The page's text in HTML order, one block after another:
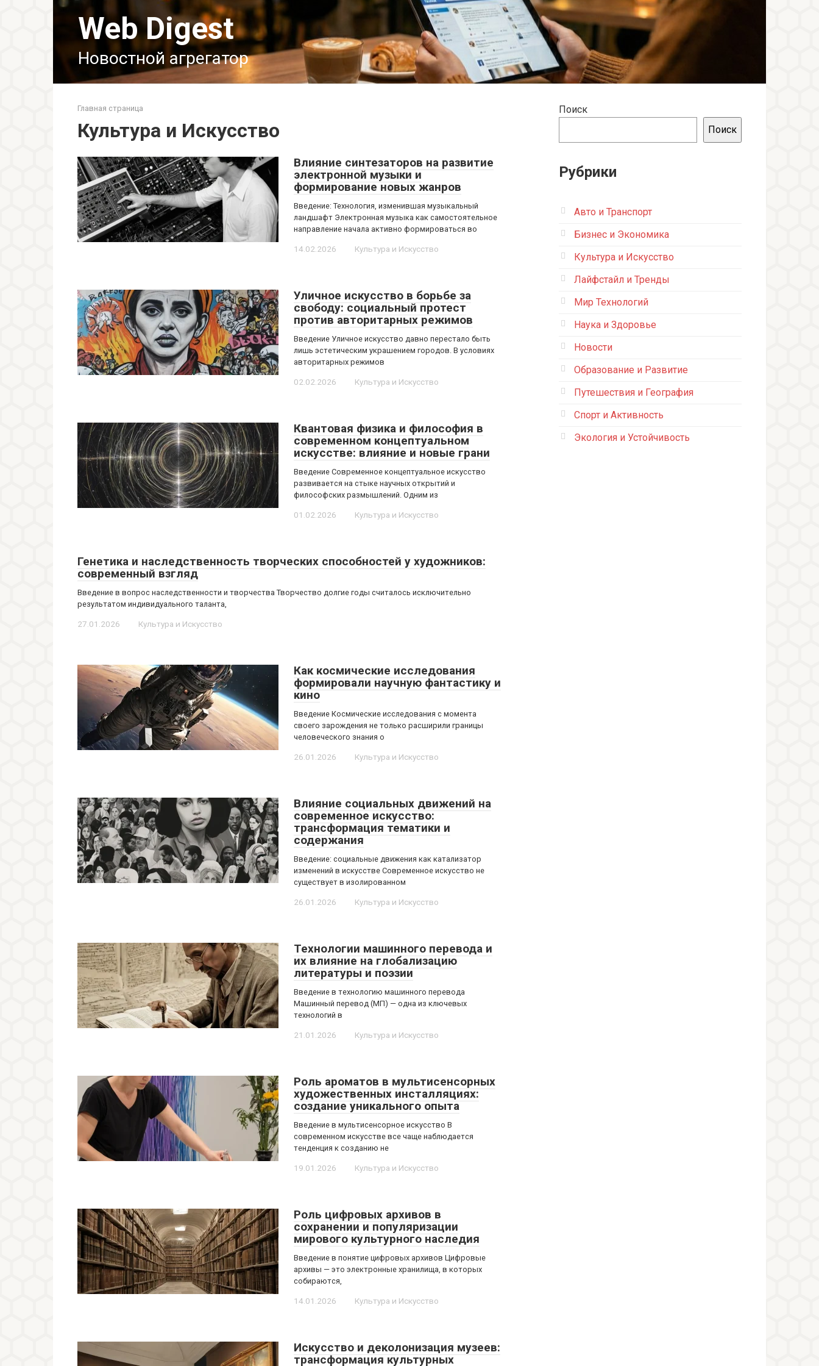
Web Digest
Новостной агрегатор
Главная страница
Культура и Искусство
Влияние синтезаторов на развитие
электронной музыки и
формирование новых жанров
Введение: Технология, изменившая музыкальный
ландшафт Электронная музыка как самостоятельное
направление начала активно формироваться во
14.02.2026 Культура и Искусство
Уличное искусство в борьбе за
свободу: социальный протест
против авторитарных режимов
Введение Уличное искусство давно перестало быть
лишь эстетическим украшением городов. В условиях
авторитарных режимов
02.02.2026 Культура и Искусство
Квантовая физика и философия в
современном концептуальном
искусстве: влияние и новые грани
Введение Современное концептуальное искусство
развивается на стыке научных открытий и
философских размышлений. Одним из
01.02.2026 Культура и Искусство
Генетика и наследственность творческих способностей у художников:
современный взгляд
Введение в вопрос наследственности и творчества Творчество долгие годы считалось исключительно
результатом индивидуального таланта,
27.01.2026 Культура и Искусство
Как космические исследования
формировали научную фантастику и
кино
Введение Космические исследования с момента
своего зарождения не только расширили границы
человеческого знания о
26.01.2026 Культура и Искусство
Влияние социальных движений на
современное искусство:
трансформация тематики и
содержания
Введение: социальные движения как катализатор
изменений в искусстве Современное искусство не
существует в изолированном
26.01.2026 Культура и Искусство
Технологии машинного перевода и
их влияние на глобализацию
литературы и поэзии
Введение в технологию машинного перевода
Машинный перевод (МП) — одна из ключевых
технологий в
21.01.2026 Культура и Искусство
Роль ароматов в мультисенсорных
художественных инсталляциях:
создание уникального опыта
Введение в мультисенсорное искусство В
современном искусстве все чаще наблюдается
тенденция к созданию не
19.01.2026 Культура и Искусство
Роль цифровых архивов в
сохранении и популяризации
мирового культурного наследия
Введение в понятие цифровых архивов Цифровые
архивы — это электронные хранилища, в которых
собираются,
14.01.2026 Культура и Искусство
Искусство и деколонизация музеев:
трансформация культурных
Поиск
Поиск
Рубрики
Авто и Транспорт
Бизнес и Экономика
Культура и Искусство
Лайфстайл и Тренды
Мир Технологий
Наука и Здоровье
Новости
Образование и Развитие
Путешествия и География
Спорт и Активность
Экология и Устойчивость